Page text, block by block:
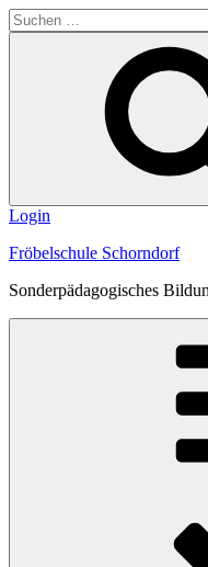
Zum
Inhalt
Suche
nach:
Login
Fröbelschule Schorndorf
Sonderpädagogisches